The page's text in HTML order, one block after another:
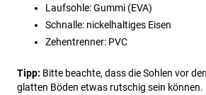
Laufsohle: Gummi (EVA)
Schnalle: nickelhaltiges Eisen
Zehentrenner: PVC
Tipp: Bitte beachte, dass die Sohlen vor
glatten Böden etwas rutschig sein können.